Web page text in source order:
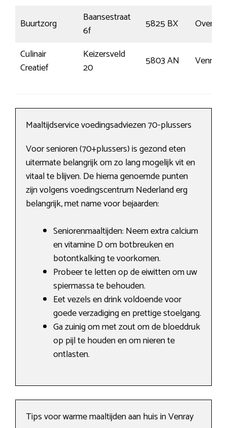
Buurtzorg
Baansestraat
6f
5825 BX
Culinair
Creatief
Keizersveld
20
5803 AN Venray
Maaltijdservice voedingsadviezen 70-plussers
Voor senioren (70+plussers) is gezond eten
uitermate belangrijk om zo lang mogelijk vit en
vitaal te blijven. De hierna genoemde punten
zijn volgens voedingscentrum Nederland erg
belangrijk, met name voor bejaarden:
Seniorenmaaltijden: Neem extra calcium
en vitamine D om botbreuken en
botontkalking te voorkomen.
Probeer te letten op de eiwitten om uw
spiermassa te behouden.
Eet vezels en drink voldoende voor
goede verzadiging en prettige stoelgang.
Ga zuinig om met zout om de bloeddruk
op pijl te houden en om nieren te
ontlasten.
Tips voor warme maaltijden aan huis in Venray